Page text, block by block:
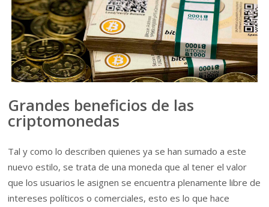
Grandes beneficios de las
criptomonedas
Tal y como lo describen quienes ya se han sumado a este
nuevo estilo, se trata de una moneda que al tener el valor
que los usuarios le asignen se encuentra plenamente libre de
intereses políticos o comerciales, esto es lo que hace